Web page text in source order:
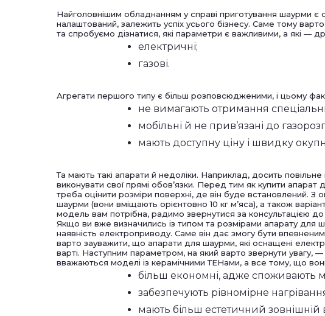
Найголовнішим обладнанням у справі приготування шаурми є
налаштований, залежить успіх усього бізнесу. Саме тому
та спробуємо дізнатися, які параметри є важливими, а які —
електричні;
газові.
Агрегати першого типу є більш розповсюдженими, і цьому
не вимагають отримання
мобільні й не прив’язані до
мають доступну ціну і швидку
Та мають такі апарати й недоліки. Наприклад, досить
виконувати свої прямі обов’язки. Перед тим як купити
треба оцінити розміри поверхні, де він буде встановлений. З
шаурми (вони вміщають орієнтовно 10 кг м’яса), а також
модель вам потрібна, радимо звернутися за консультацією
Якщо ви вже визначились із типом та розмірами апарату
наявність електроприводу. Саме він дає змогу бути
варто зауважити, що апарати для шаурми, які оснащені
варті. Наступним параметром, на який варто звернути
вважаються моделі із керамічними ТЕНами, а все тому, що
більш економні, адже споживають
забезпечують рівномірне
мають більш естетичний зовнішній